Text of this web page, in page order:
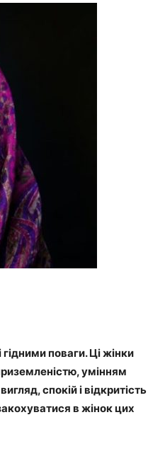
поваги. Ці жінки
умінням
спокій і відкритість
в жінок цих